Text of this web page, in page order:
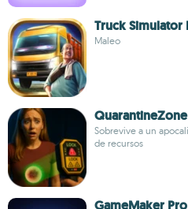
Truck Simulator
Maleo
QuarantineZone
Sobrevive a un
de recursos
GameMaker Pro